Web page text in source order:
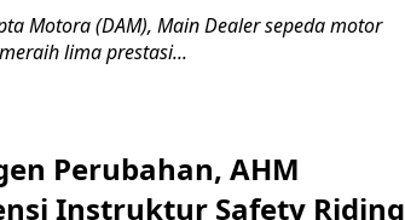
Motora (DAM), Main Dealer sepeda motor
lima prestasi...
Perubahan, AHM
Instruktur Safety Riding